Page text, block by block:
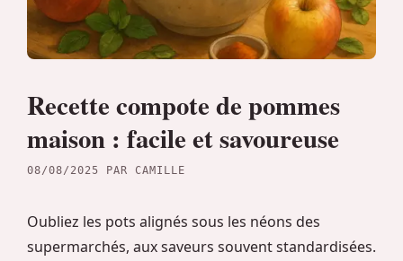
Recette compote de pommes
maison : facile et savoureuse
08/08/2025 PAR CAMILLE
Oubliez les pots alignés sous les néons des
supermarchés, aux saveurs souvent standardisées.